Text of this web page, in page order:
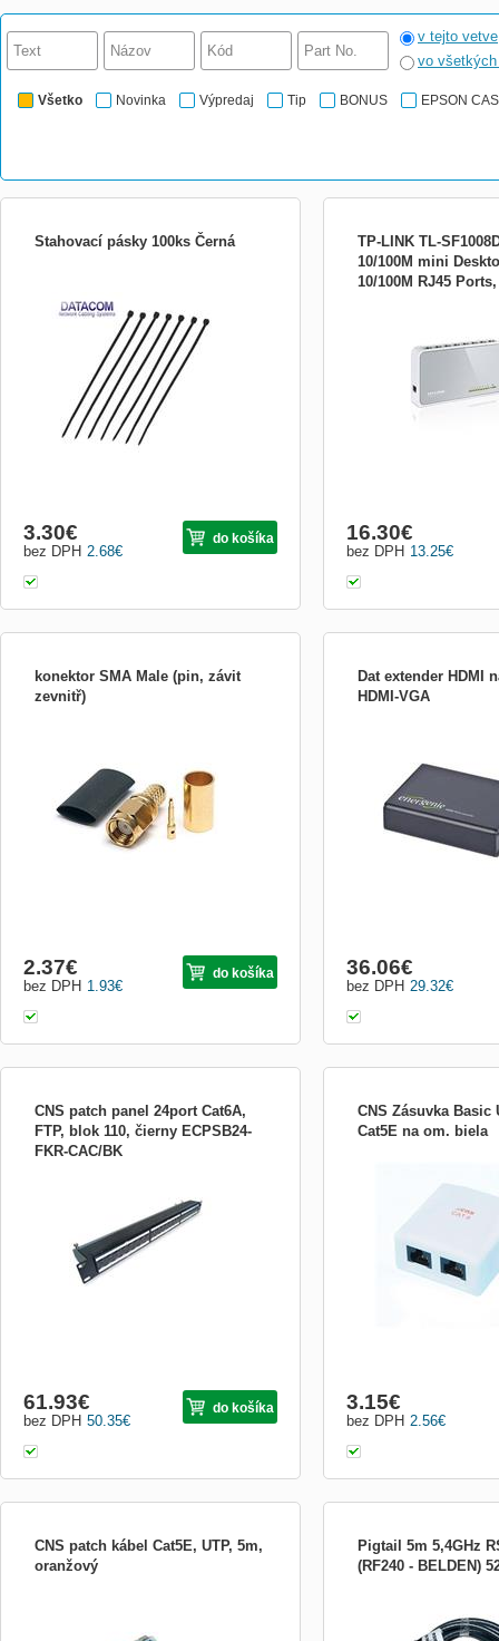
v tejto vetve
vo
Všetko Novinka Výpredaj Tip BONUS EPSON
Stahovací pásky 100ks Černá
Stahovací pásky pro lepší organizaci
kabelu 100ks v balení rozměry: 98 x
2,5mm barva černá
2.68€
bez DPH
3.30€ do košíka
TP-LINK TL-
10/100M mini
10/100M RJ45
ušetří až 70 % spotřeby
toku IEEE 802.3x pro
13.25€
bez DPH
16.30€
konektor SMA Male (pin, závit
zevnitř)
1.93€
bez DPH
2.37€ do košíka
Dat extender HDMI
HDMI-VGA
(without extentions)
up to 1 A Dimensions:
28 mm Net weight: 210 g
29.32€
bez DPH
36.06€
CNS patch panel 24port Cat6A,
FTP, blok 110, čierny ECPSB24-
FKR-CAC/BK
tienené prevedenie - výška 1U (4,5cm) -
počet portov 24 - porty vybavené
protiprachovú záslepkou - typ svorkovnice
univerzal 110 a krone
50.35€
bez DPH
61.93€ do košíka
CNS Zásuvka Basic
Cat5E na om. biela
om. biela - kompletne
x netieneným keystonom
svorkovnice univerzal
2.56€
bez DPH
3.15€
CNS patch kábel Cat5E, UTP, 5m,
oranžový
Pigtail 5m 5,4GHz
(RF240 - BELDEN)
průměrem 6 mm pro
pointu či bezdrátové